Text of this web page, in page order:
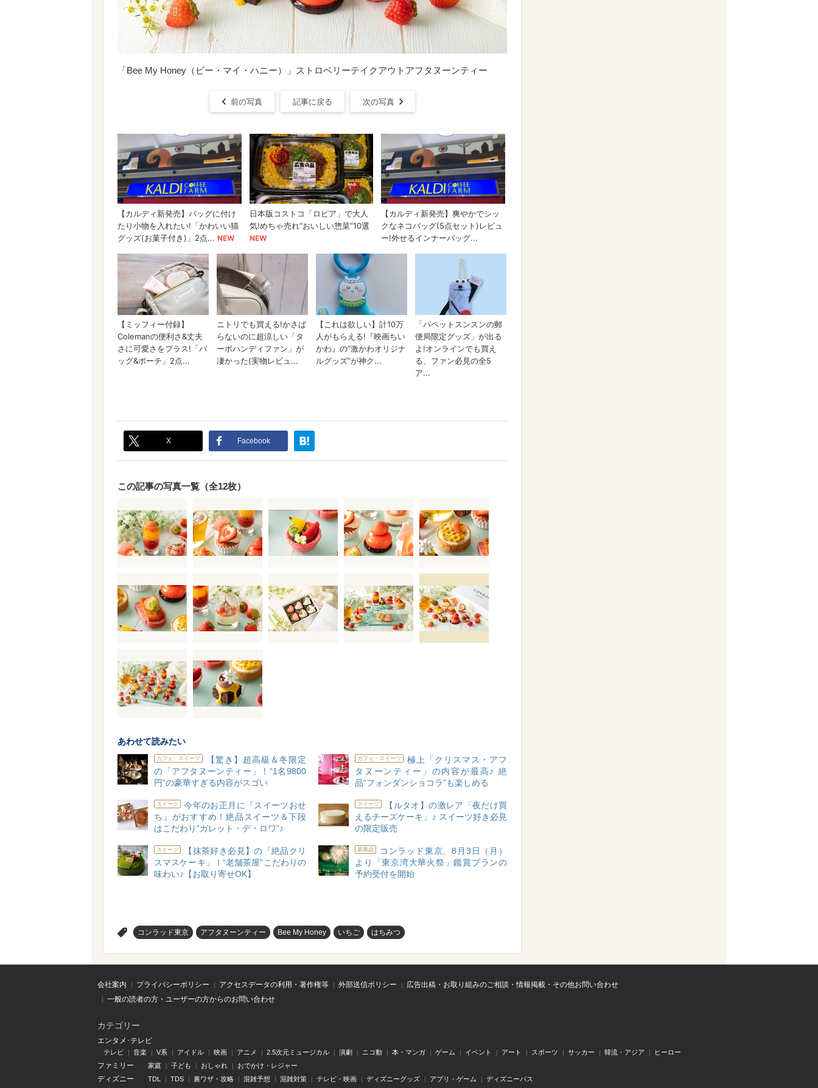
「Bee My Honey（ビー・マイ・ハニー）」ストロベリーテイクアウトアフタヌーンティー
前の写真 記事に戻る 次の写真
X Facebook
この記事の写真一覧（全12枚）
あわせて読みたい
カフェ・スイーツ
【驚き】超高級＆冬限定
の「アフタヌーンティー」！“1名9800
円”の豪華すぎる内容がスゴい
カフェ・スイーツ
極上「クリスマス・アフ
タヌーンティー」の内容が最高♪ 絶
品“フォンダンショコラ”も楽しめる
スイーツ
今年のお正月に『スイーツおせ
ち』がおすすめ！絶品スイーツ＆下段
はこだわり“ガレット・デ・ロワ”♪
スイーツ
【ルタオ】の激レア「夜だけ買
えるチーズケーキ」♪ スイーツ好き必見
の限定販売
スイーツ
【抹茶好き必見】の「絶品クリ
スマスケーキ」！“老舗茶屋”こだわりの
味わい♪【お取り寄せOK】
新商品
コンラッド東京、8月3日（月）
より「東京湾大華火祭」鑑賞プランの
予約受付を開始
コンラッド東京 アフタヌーンティー Bee My Honey いちご はちみつ
会社案内 プライバシーポリシー アクセスデータの利用・著作権等 外部送信ポリシー
広告出稿・お取り組みのご相談・情報掲載・その他お問い合わせ
一般の読者の方・ユーザーの方からのお問い合わせ
カテゴリー
エンタメ･テレビ
テレビ 音楽 V系 アイドル 映画 アニメ 2.5次元ミュージカル 演劇 ニコ動 本・マンガ ゲーム イベント アート スポーツ サッカー 韓流・アジア ヒーロー
ファミリー 家庭 子ども おしゃれ おでかけ・レジャー
ディズニー TDL TDS 裏ワザ・攻略 混雑予想 混雑対策 テレビ・映画 ディズニーグッズ アプリ・ゲーム ディズニーパス